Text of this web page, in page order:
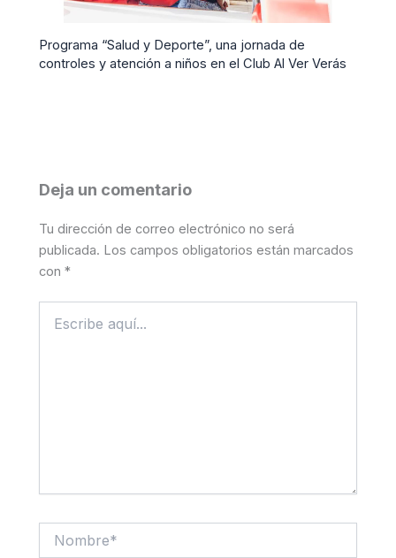
Programa “Salud y Deporte”, una jornada de
controles y atención a niños en el Club Al Ver Verás
Deja un comentario
Tu dirección de correo electrónico no será
publicada. Los campos obligatorios están marcados
con*
aquí...